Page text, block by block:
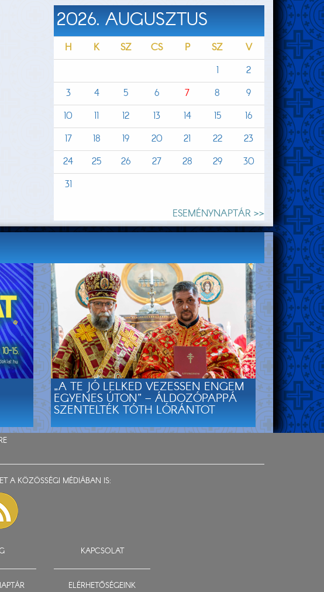
2026. AUGUSZTUS
H K SZ CS P SZ
V
1
2
3
4 5 6 7 8
9
10
11 12 13 14 15
16
17
18 19 20 21 22
23
24
25 26 27 28 29
30
31
ESEMÉNYNAPTÁR >>
„A TE JÓ LELKED VEZESSEN ENGEM
EGYENES ÚTON” – ÁLDOZÓPAPPÁ
SZENTELTÉK TÓTH LÓRÁNTOT
A KÖZÖSSÉGI MÉDIÁBAN IS:
KAPCSOLAT
ELÉRHETŐSÉGEINK